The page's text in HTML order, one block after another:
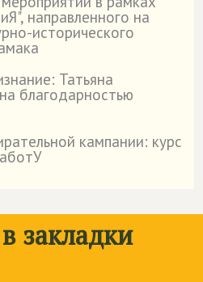
направленного на
исторического
Татьяна
благодарностью
кампании: курс
закладки